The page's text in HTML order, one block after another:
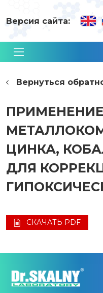
Версия сайта:
Вернуться
ПРИМЕНЕНИЕ
ЦИНКА,
ДЛЯ
СКАЧАТЬ PDF